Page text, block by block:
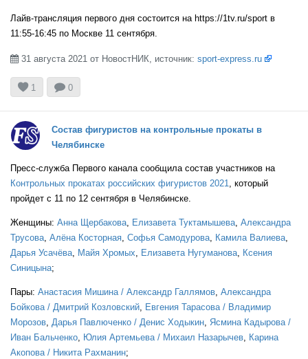
Лайв-трансляция первого дня состоится на https://1tv.ru/sport в
11:55-16:45 по Москве 11 сентября.
 31 августа 2021 от НовостНИК, источник: sport-express.ru
1  0
Состав фигуристов на контрольные прокаты в
Челябинске
Пресс-служба Первого канала сообщила состав участников на
Контрольных прокатах российских фигуристов 2021
, который
пройдет с 11 по 12 сентября в Челябинске.
Женщины: Анна Щербакова Елизавета Туктамышева Александра
Трусова Алёна Косторная Софья Самодурова Камила Валиева
Дарья Усачёва Майя Хромых Елизавета Нугуманова Ксения
Синицына;
Пары: Анастасия Мишина / Александр Галлямов Александра
Бойкова / Дмитрий Козловский Евгения Тарасова / Владимир
Морозов Дарья Павлюченко / Денис Ходыкин Ясмина Кадырова /
Иван Бальченко Юлия Артемьева / Михаил Назарычев Карина
Акопова / Никита Рахманин;